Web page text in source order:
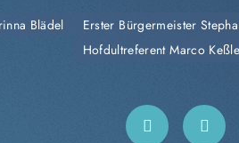
Blädel Erster Bürgermeister
Hofdultreferent Marco